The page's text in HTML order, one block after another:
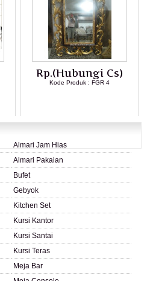
Rp.(Hubungi Cs)
Kode Produk : FGR 4
Almari Jam Hias
Almari Pakaian
Bufet
Gebyok
Kitchen Set
Kursi Kantor
Kursi Santai
Kursi Teras
Meja Bar